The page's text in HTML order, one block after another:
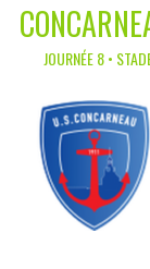
JOURNÉE 8 •